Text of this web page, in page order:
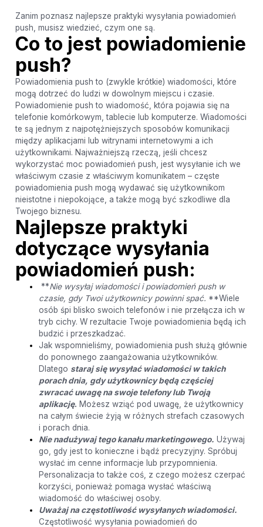
Zanim poznasz najlepsze praktyki wysyłania powiadomień
push, musisz wiedzieć, czym one są.
Co to jest powiadomienie
push?
Powiadomienia push to (zwykle krótkie) wiadomości, które
mogą dotrzeć do ludzi w dowolnym miejscu i czasie.
Powiadomienie push to wiadomość, która pojawia się na
telefonie komórkowym, tablecie lub komputerze. Wiadomości
te są jednym z najpotężniejszych sposobów komunikacji
między aplikacjami lub witrynami internetowymi a ich
użytkownikami. Najważniejszą rzeczą, jeśli chcesz
wykorzystać moc powiadomień push, jest wysyłanie ich we
właściwym czasie z właściwym komunikatem – częste
powiadomienia push mogą wydawać się użytkownikom
nieistotne i niepokojące, a także mogą być szkodliwe dla
Twojego biznesu.
Najlepsze praktyki
dotyczące wysyłania
powiadomień push:
**Nie wysyłaj wiadomości i powiadomień push w
czasie, gdy Twoi użytkownicy powinni spać. **Wiele
osób śpi blisko swoich telefonów i nie przełącza ich w
tryb cichy. W rezultacie Twoje powiadomienia będą ich
budzić i przeszkadzać.
Jak wspomnieliśmy, powiadomienia push służą głównie
do ponownego zaangażowania użytkowników.
Dlatego staraj się wysyłać wiadomości w takich
porach dnia, gdy użytkownicy będą częściej
zwracać uwagę na swoje telefony lub Twoją
aplikację. Możesz wziąć pod uwagę, że użytkownicy
na całym świecie żyją w różnych strefach czasowych
i porach dnia.
Nie nadużywaj tego kanału marketingowego. Używaj
go, gdy jest to konieczne i bądź precyzyjny. Spróbuj
wysłać im cenne informacje lub przypomnienia.
Personalizacja to także coś, z czego możesz czerpać
korzyści, ponieważ pomaga wysłać właściwą
wiadomość do właściwej osoby.
Uważaj na częstotliwość wysyłanych wiadomości.
Częstotliwość wysyłania powiadomień do